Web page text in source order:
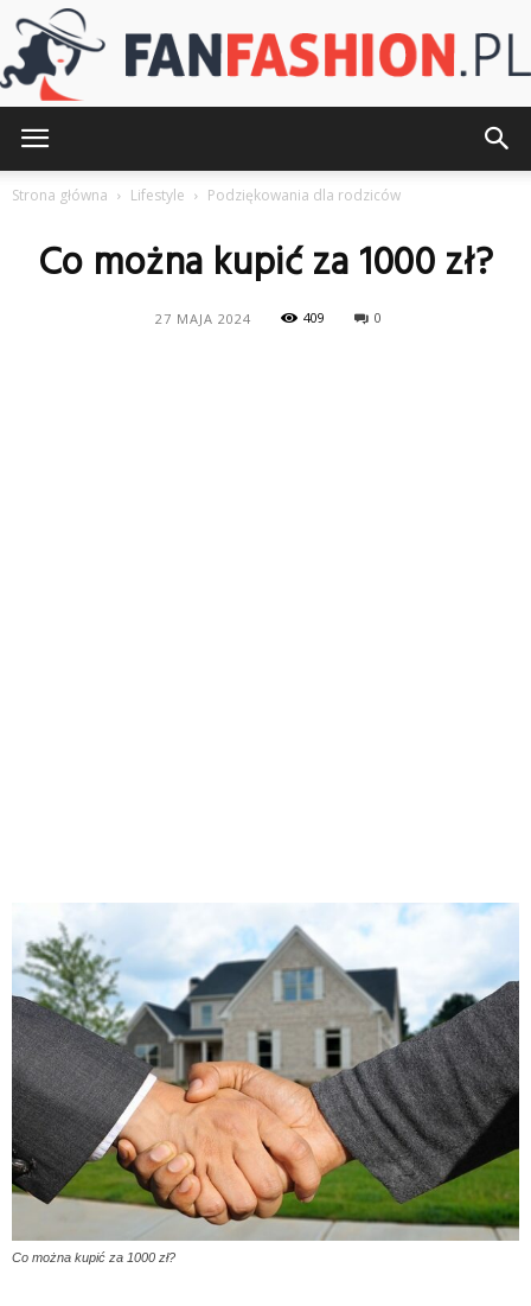
Strona główna Lifestyle Podziękowania dla rodziców
Co można kupić za 1000 zł?
27 MAJA 2024 409 0
Co można kupić za 1000 zł?